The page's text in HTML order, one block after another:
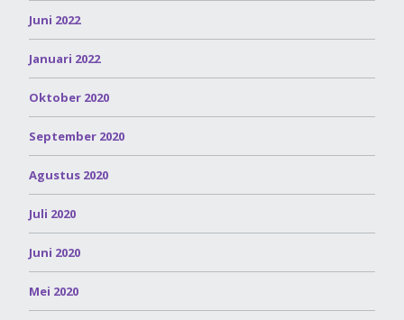
Juni 2022
Januari 2022
Oktober 2020
September 2020
Agustus 2020
Juli 2020
Juni 2020
Mei 2020